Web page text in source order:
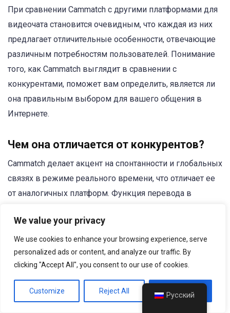
We value your privacy
We use cookies to enhance your browsing experience, serve
personalized ads or content, and analyze our traffic. By
clicking "Accept All", you consent to our use of cookies.
Customize Reject All Accept All
При сравнении Cammatch с другими платформами для
видеочата становится очевидным, что каждая из них
предлагает отличительные особенности, отвечающие
различным потребностям пользователей. Понимание
того, как Cammatch выглядит в сравнении с
конкурентами, поможет вам определить, является ли
она правильным выбором для вашего общения в
Интернете.
Чем она отличается от конкурентов?
Cammatch делает акцент на спонтанности и глобальных
связях в режиме реального времени, что отличает ее
от аналогичных платформ. Функция перевода в
для преодоления языковых барьеров, но конкуренты
могут отдавать предпочтение другим аспектам, таким
как нишевые интересы или расширенные функции
безопасности. Некоторыеальтернатива Платформы
предоставляют курируемый опыт, объединяя
пользователей на основе общих увлечений или целей,
Русский